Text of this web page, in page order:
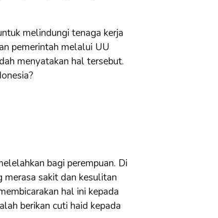
melindungi tenaga kerja
pemerintah melalui UU
menyatakan hal tersebut.
bagi perempuan. Di
merasa sakit dan kesulitan
hal ini kepada
berikan cuti haid kepada